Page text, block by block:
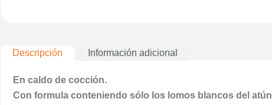
Descripción Información adicional
En caldo de cocción.
Con formula conteniendo sólo los lomos blancos del atún